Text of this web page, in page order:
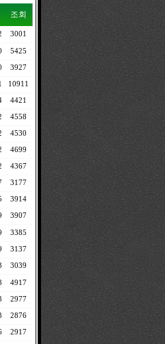
조회
3001
5425
3927
10911
4421
4558
4530
4699
4367
3177
3914
3907
3385
3137
3039
4917
2977
2876
2917